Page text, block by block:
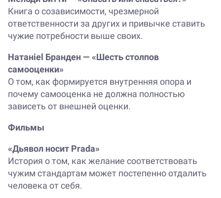
Книга о созависимости, чрезмерной
ответственности за других и привычке ставить
чужие потребности выше своих.
Натанiel Бранден — «Шесть столпов
самооценки»
О том, как формируется внутренняя опора и
почему самооценка не должна полностью
зависеть от внешней оценки.
Фильмы
«Дьявол носит Prada»
История о том, как желание соответствовать
чужим стандартам может постепенно отдалить
человека от себя.